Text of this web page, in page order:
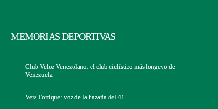
MEMORIAS DEPORTIVAS
Club Veloz Venezolano: el club ciclístico más longevo de
Venezuela
Vera Fortique: voz de la hazaña del 41